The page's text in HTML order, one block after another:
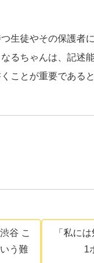
生徒やその保護者
るちゃんは、記述
ことが重要である
谷 こ
う難
「私に
1